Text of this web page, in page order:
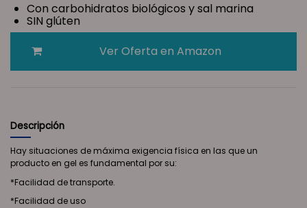
Con carbohidratos biológicos y sal marina
SIN glúten
Ver Oferta en Amazon
Descripción
Hay situaciones de máxima exigencia física en las que un
producto en gel es fundamental por su:
*Facilidad de transporte.
*Facilidad de uso